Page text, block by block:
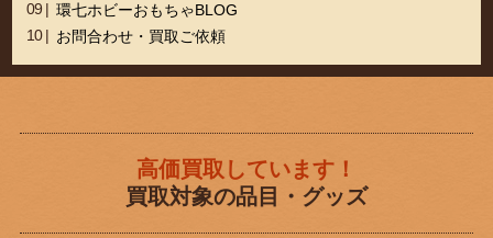
環七ホビーおもちゃBLOG
お問合わせ・買取ご依頼
高価買取しています！
買取対象の品目・グッズ